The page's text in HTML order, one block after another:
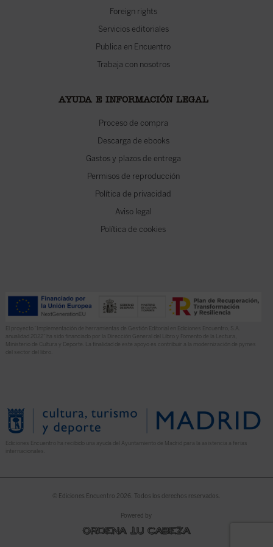
Foreign rights
Servicios editoriales
Publica en Encuentro
Trabaja con nosotros
AYUDA E INFORMACIÓN LEGAL
Proceso de compra
Descarga de ebooks
Gastos y plazos de entrega
Permisos de reproducción
Política de privacidad
Aviso legal
Política de cookies
El proyecto “Implementación de herramientas de Gestión Editorial en Ediciones Encuentro, S.A.
anualidad 2022” ha sido financiado por la Dirección General del Libro y Fomento de la Lectura,
Ministerio de Cultura y Deporte. La finalidad de este apoyo es contribuir a la modernización de pymes
del sector del libro.
Ediciones Encuentro ha recibido una ayuda del Ayuntamiento de Madrid para la asistencia a ferias
© Ediciones Encuentro 2026. Todos los derechos reservados.
Powered by